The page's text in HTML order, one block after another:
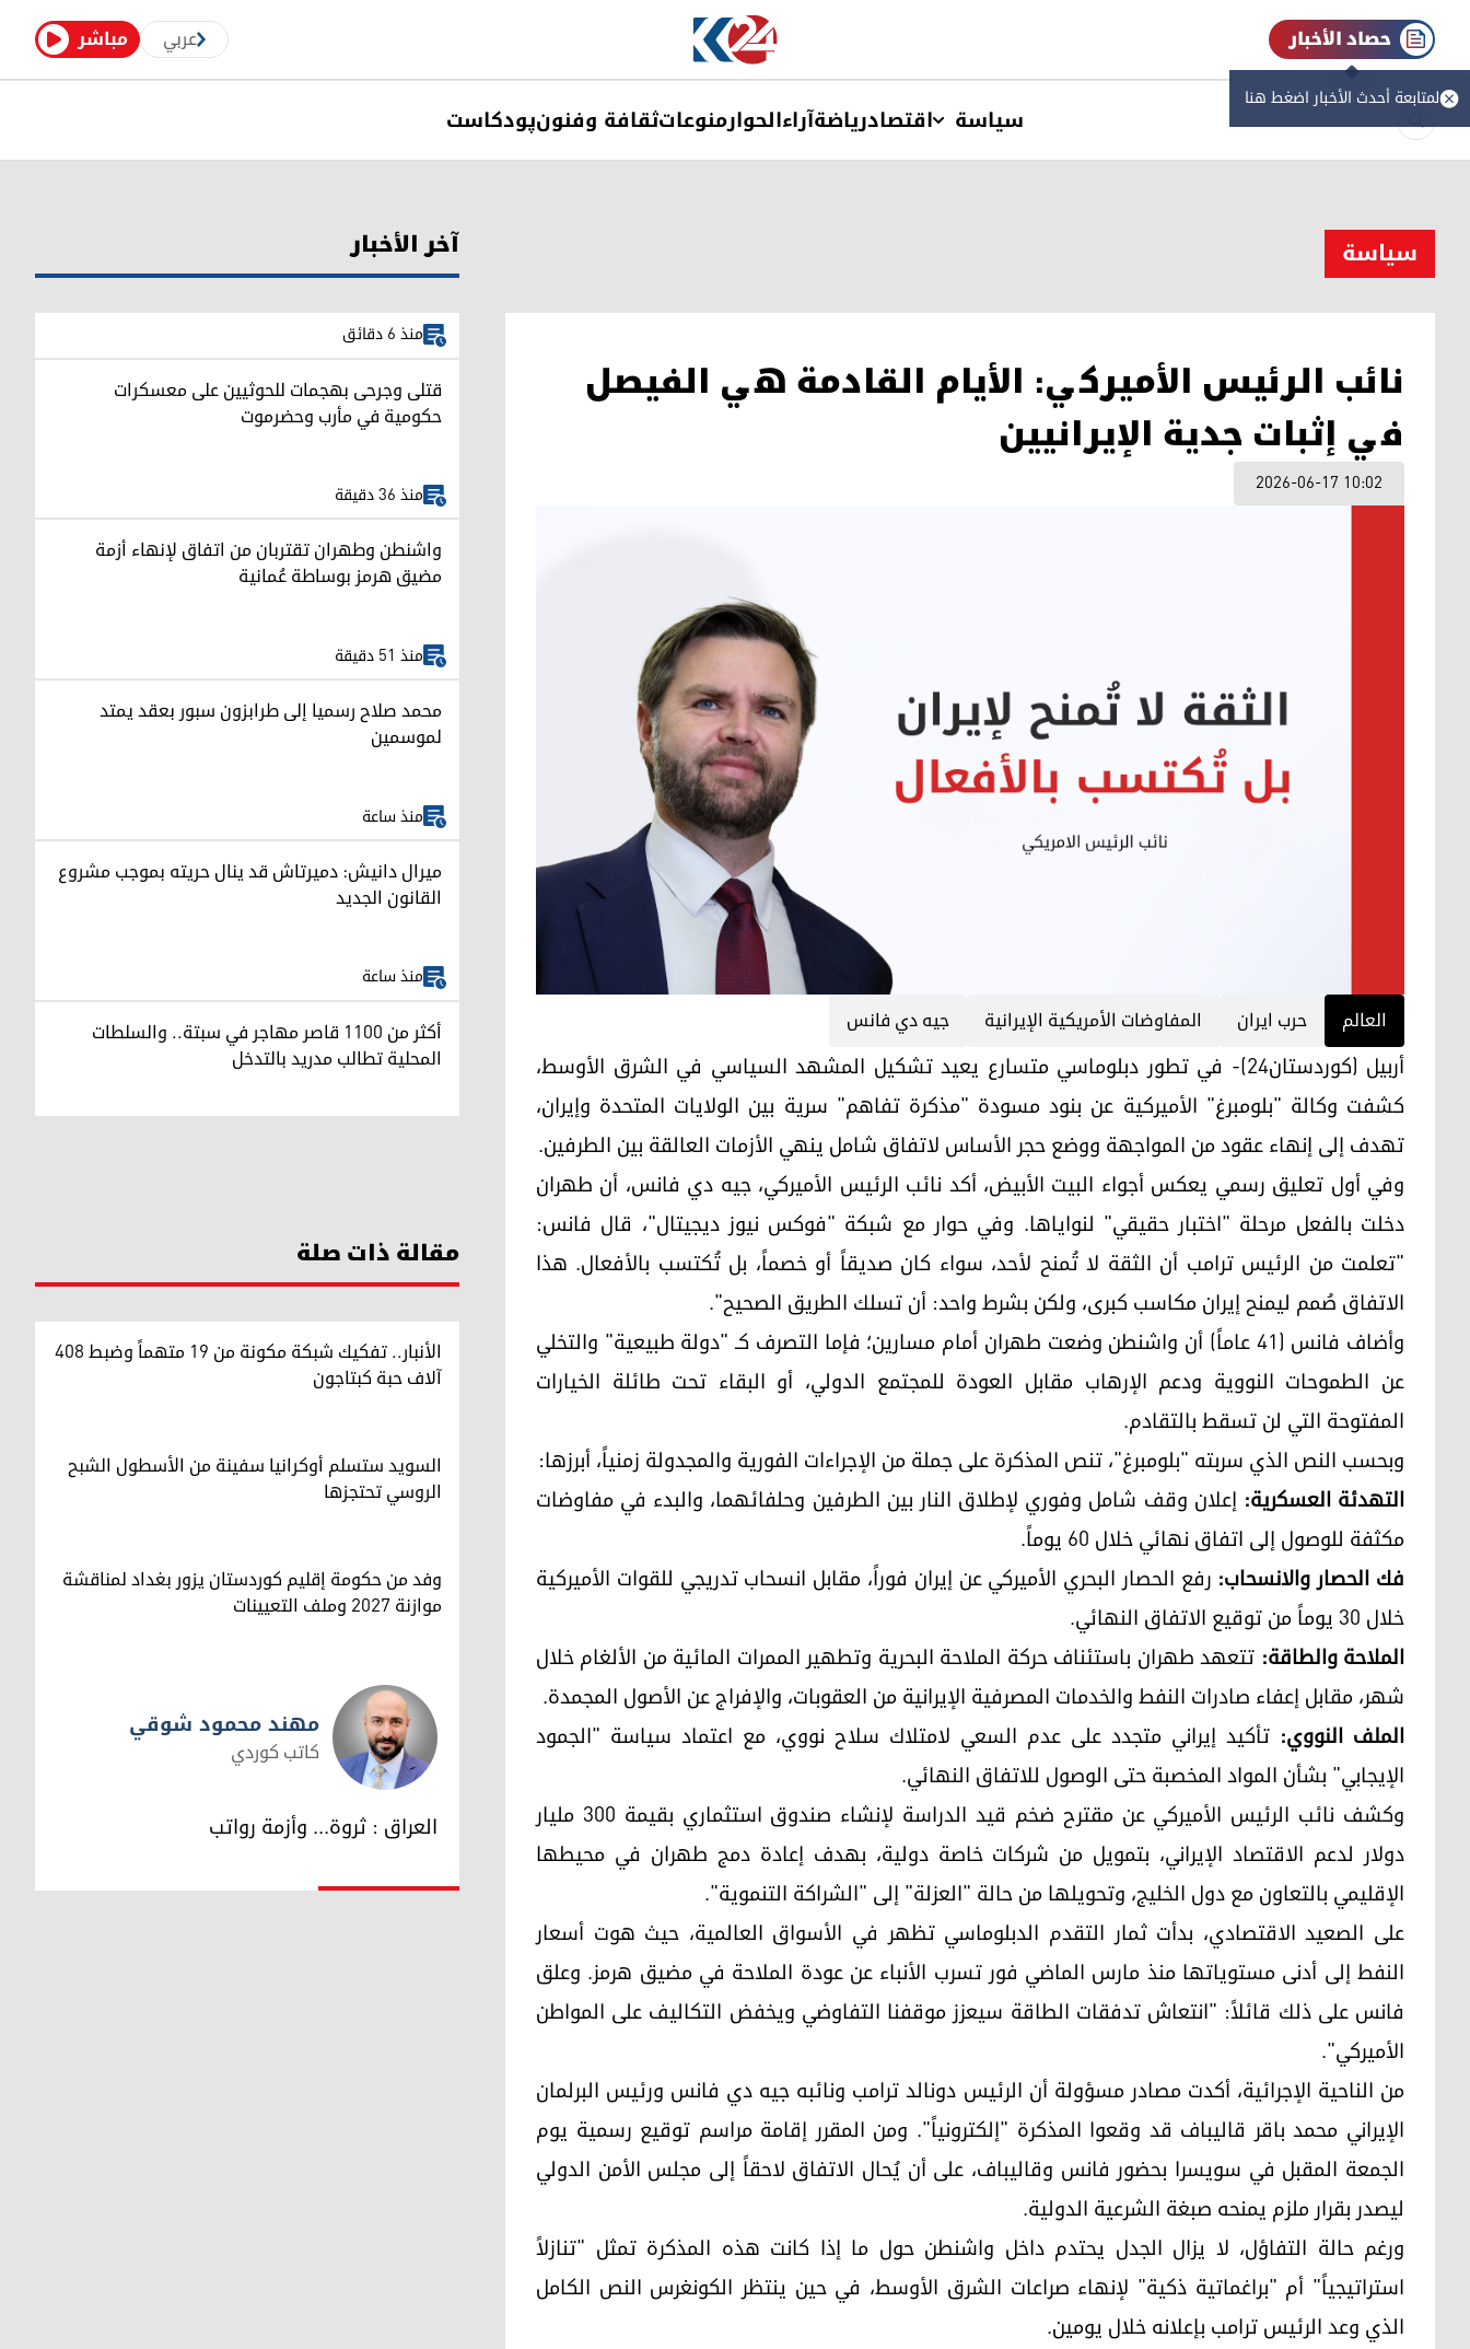
مباشر عربي حصاد الأخبار
لمتابعة أحدث الأخبار اضغط هنا
سیاسة اقتصادریاضةآراءالحوارمنوعاتثقافة وفنونپودکاست
سیاسة
نائب الرئيس الأميركي: الأيام القادمة هي الفيصل
في إثبات جدية الإيرانيين
2026-06-17 10:02
العالم حرب ايران المفاوضات الأمريكية الإيرانية جيه دي فانس
أربيل (كوردستان24)- في تطور دبلوماسي متسارع يعيد تشكيل المشهد السياسي في الشرق الأوسط،
كشفت وكالة "بلومبرغ" الأميركية عن بنود مسودة "مذكرة تفاهم" سرية بين الولايات المتحدة وإيران،
تهدف إلى إنهاء عقود من المواجهة ووضع حجر الأساس لاتفاق شامل ينهي الأزمات العالقة بين الطرفين.
وفي أول تعليق رسمي يعكس أجواء البيت الأبيض، أكد نائب الرئيس الأميركي، جيه دي فانس، أن طهران
دخلت بالفعل مرحلة "اختبار حقيقي" لنواياها. وفي حوار مع شبكة "فوكس نيوز ديجيتال"، قال فانس:
"تعلمت من الرئيس ترامب أن الثقة لا تُمنح لأحد، سواء كان صديقاً أو خصماً، بل تُكتسب بالأفعال. هذا
الاتفاق صُمم ليمنح إيران مكاسب كبرى، ولكن بشرط واحد: أن تسلك الطريق الصحيح".
وأضاف فانس (41 عاماً) أن واشنطن وضعت طهران أمام مسارين؛ فإما التصرف كـ "دولة طبيعية" والتخلي
عن الطموحات النووية ودعم الإرهاب مقابل العودة للمجتمع الدولي، أو البقاء تحت طائلة الخيارات
المفتوحة التي لن تسقط بالتقادم.
وبحسب النص الذي سربته "بلومبرغ"، تنص المذكرة على جملة من الإجراءات الفورية والمجدولة زمنياً، أبرزها:
التهدئة العسكرية: إعلان وقف شامل وفوري لإطلاق النار بين الطرفين وحلفائهما، والبدء في مفاوضات
مكثفة للوصول إلى اتفاق نهائي خلال 60 يوماً.
فك الحصار والانسحاب: رفع الحصار البحري الأميركي عن إيران فوراً، مقابل انسحاب تدريجي للقوات الأميركية
خلال 30 يوماً من توقيع الاتفاق النهائي.
الملاحة والطاقة: تتعهد طهران باستئناف حركة الملاحة البحرية وتطهير الممرات المائية من الألغام خلال
شهر، مقابل إعفاء صادرات النفط والخدمات المصرفية الإيرانية من العقوبات، والإفراج عن الأصول المجمدة.
الملف النووي: تأكيد إيراني متجدد على عدم السعي لامتلاك سلاح نووي، مع اعتماد سياسة "الجمود
الإيجابي" بشأن المواد المخصبة حتى الوصول للاتفاق النهائي.
وكشف نائب الرئيس الأميركي عن مقترح ضخم قيد الدراسة لإنشاء صندوق استثماري بقيمة 300 مليار
دولار لدعم الاقتصاد الإيراني، بتمويل من شركات خاصة دولية، بهدف إعادة دمج طهران في محيطها
الإقليمي بالتعاون مع دول الخليج، وتحويلها من حالة "العزلة" إلى "الشراكة التنموية".
على الصعيد الاقتصادي، بدأت ثمار التقدم الدبلوماسي تظهر في الأسواق العالمية، حيث هوت أسعار
النفط إلى أدنى مستوياتها منذ مارس الماضي فور تسرب الأنباء عن عودة الملاحة في مضيق هرمز. وعلق
فانس على ذلك قائلاً: "انتعاش تدفقات الطاقة سيعزز موقفنا التفاوضي ويخفض التكاليف على المواطن
الأميركي".
من الناحية الإجرائية، أكدت مصادر مسؤولة أن الرئيس دونالد ترامب ونائبه جيه دي فانس ورئيس البرلمان
الإيراني محمد باقر قاليباف قد وقعوا المذكرة "إلكترونياً". ومن المقرر إقامة مراسم توقيع رسمية يوم
الجمعة المقبل في سويسرا بحضور فانس وقاليباف، على أن يُحال الاتفاق لاحقاً إلى مجلس الأمن الدولي
ليصدر بقرار ملزم يمنحه صبغة الشرعية الدولية.
ورغم حالة التفاؤل، لا يزال الجدل يحتدم داخل واشنطن حول ما إذا كانت هذه المذكرة تمثل "تنازلاً
استراتيجياً" أم "براغماتية ذكية" لإنهاء صراعات الشرق الأوسط، في حين ينتظر الكونغرس النص الكامل
الذي وعد الرئيس ترامب بإعلانه خلال يومين.
آخر الأخبار
منذ 6 دقائق
قتلى وجرحى بهجمات للحوثيين على معسكرات
حكومية في مأرب وحضرموت
منذ 36 دقيقة
واشنطن وطهران تقتربان من اتفاق لإنهاء أزمة
مضيق هرمز بوساطة عُمانية
منذ 51 دقيقة
محمد صلاح رسميا إلى طرابزون سبور بعقد يمتد
لموسمين
منذ ساعة
ميرال دانيش: دميرتاش قد ينال حريته بموجب مشروع
القانون الجديد
منذ ساعة
أكثر من 1100 قاصر مهاجر في سبتة.. والسلطات
المحلية تطالب مدريد بالتدخل
مقالة ذات صلة
الأنبار.. تفكيك شبكة مكونة من 19 متهماً وضبط 408
آلاف حبة كبتاجون
السويد ستسلم أوكرانيا سفينة من الأسطول الشبح
الروسي تحتجزها
وفد من حكومة إقليم كوردستان يزور بغداد لمناقشة
موازنة 2027 وملف التعيينات
مهند محمود شوقي
مهند محمود شوقي
كاتب كوردي
العراق : ثروة... وأزمة رواتب